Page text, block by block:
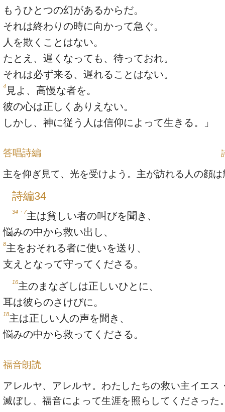
もうひとつの幻があるからだ。
それは終わりの時に向かって急ぐ。
人を欺くことはない。
たとえ、遅くなっても、待っておれ。
それは必ず来る、遅れることはない。
4 見よ、高慢な者を。
彼の心は正しくありえない。
しかし、神に従う人は信仰によって生きる。」
答唱詩編
主を仰ぎ見て、光を受けよう。主が訪れる人の顔は
詩編34
34・7主は貧しい者の叫びを聞き、
悩みの中から救い出し、
8主をおそれる者に使いを送り、
支えとなって守ってくださる。
16主のまなざしは正しいひとに、
耳は彼らのさけびに。
18主は正しい人の声を聞き、
悩みの中から救ってくださる。
福音朗読
アレルヤ、アレルヤ。わたしたちの救い主イエス
滅ぼし、福音によって生涯を照らしてくださった